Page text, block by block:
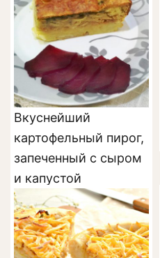
Вкуснейший
картофельный пирог,
запеченный с сыром
и капустой